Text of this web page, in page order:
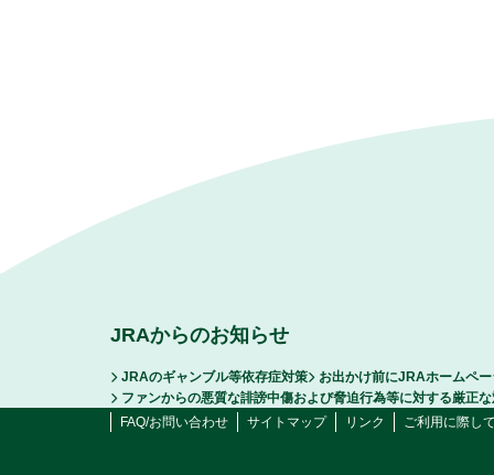
JRAからのお知らせ
JRAのギャンブル等依存症対策
お出かけ前にJRAホームペ
ファンからの悪質な誹謗中傷および脅迫行為等に対する厳正
FAQ/お問い合わせ
サイトマップ リンク ご利用に際し